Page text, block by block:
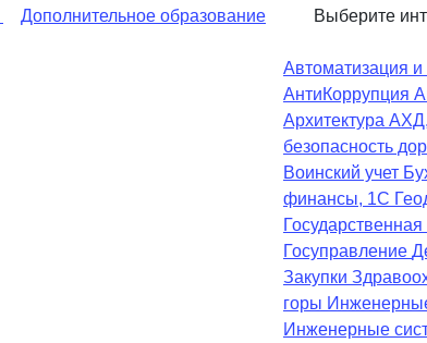
Дополнительное образование Выберите
Автоматизация
АнтиКоррупция
Архитектура
безопасность
Воинский учет
финансы, 1С
Госуправление
Закупки
горы
Инженерные